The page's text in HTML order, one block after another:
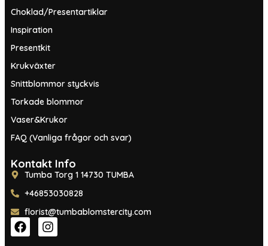
Choklad/Presentartiklar
Inspiration
Presentkit
Krukväxter
Snittblommor styckvis
Torkade blommor
Vaser&Krukor
FAQ (Vanliga frågor och svar)
Kontakt Info
Tumba Torg 1 14730 TUMBA
+46853030828
florist@tumbablomstercity.com